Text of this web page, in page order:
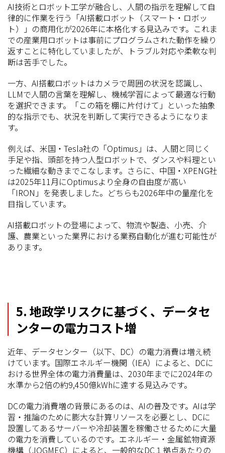
AI技術とロボット工学が融合し、人間の指示を理解して自
律的に作業を行う「AI搭載ロボット（スマート・ロボッ
ト）」の商用化が2026年に本格化する見込みです。これま
での産業用ロボットは事前にプログラムされた動作を繰り
返すことに特化していましたが、トラブル対応や柔軟な判
断は苦手でした。
一方、AI搭載ロボットはカメラで周囲の状況を認識し、
LLMで人間の言葉を理解し、機械学習によって最適な行動
を選択できます。「この箱を棚に片付けて」といった抽象
的な指示でも、状況を判断して実行できるようになりま
す。
例えば、米国・Tesla社の「Optimus」は、人間と同じく
手足や指、頭部を持つ人型ロボットで、ダンスや料理とい
った繊細な動きまでこなします。さらに、中国・XPENG社
は2025年11月にOptimusより全身の自由度が高い
「IRON」を発表しました。どちらも2026年中の量産化を
目指しています。
AI搭載ロボットの登場によって、物流や製造、小売、介
護、農業といった業界における業務自動化が進む可能性が
あります。
5. 地政学リスクに基づく、データセ
ンターの電力コスト増
近年、データセンター（以下、DC）の電力消費は増え続
けています。国際エネルギー機関（IEA）によると、DCに
おける世界全体の電力消費量は、2030年までに2024年の
水準から2倍の約9,450億kWhに達する見込みです。
DCの電力消費増の背景にあるのは、AIの普及です。AIは学
習・推論のために膨大な計算リソースを必要とし、DCに
設置してあるサーバーや冷却装置を稼働させるために大量
の電力を消費しているのです。エネルギー・金属鉱物資源
機構（JOGMEC）によると、一般的なDC１拠点あたりの